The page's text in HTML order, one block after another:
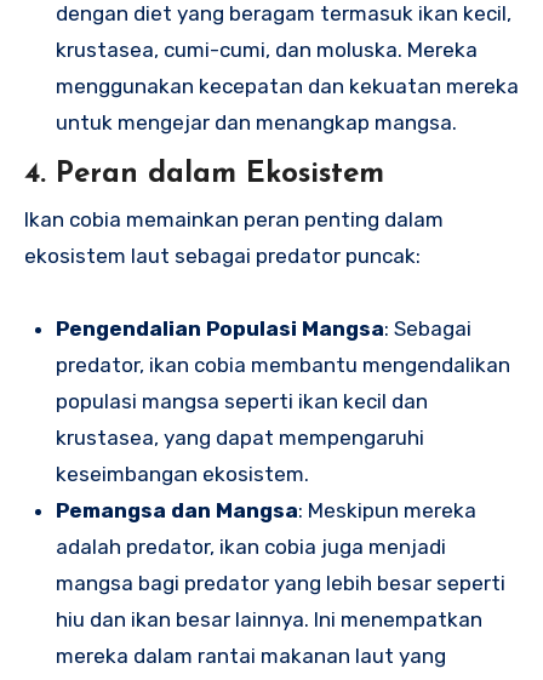
dengan diet yang beragam termasuk ikan kecil,
krustasea, cumi-cumi, dan moluska. Mereka
menggunakan kecepatan dan kekuatan mereka
untuk mengejar dan menangkap mangsa.
4. Peran dalam Ekosistem
Ikan cobia memainkan peran penting dalam
ekosistem laut sebagai predator puncak:
Pengendalian Populasi Mangsa: Sebagai
predator, ikan cobia membantu mengendalikan
populasi mangsa seperti ikan kecil dan
krustasea, yang dapat mempengaruhi
keseimbangan ekosistem.
Pemangsa dan Mangsa: Meskipun mereka
adalah predator, ikan cobia juga menjadi
mangsa bagi predator yang lebih besar seperti
hiu dan ikan besar lainnya. Ini menempatkan
mereka dalam rantai makanan laut yang